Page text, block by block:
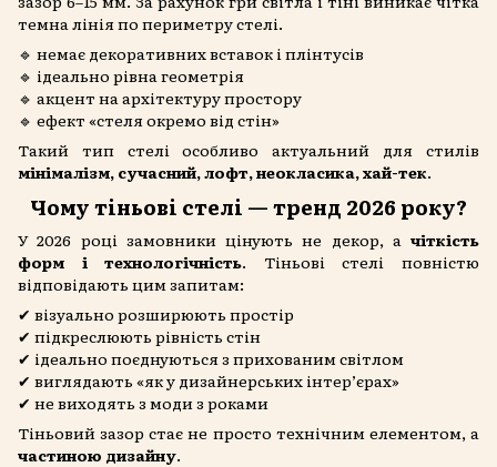
темна лінія по периметру стелі.
🔹 немає декоративних вставок і плінтусів
🔹 ідеально рівна геометрія
🔹 акцент на архітектуру простору
🔹 ефект «стеля окремо від стін»
Такий тип стелі особливо актуальний для стилів
мінімалізм, сучасний, лофт, неокласика, хай-тек.
Чому тіньові стелі — тренд 2026 року?
У 2026 році замовники цінують не декор, а чіткість
форм і технологічність. Тіньові стелі повністю
відповідають цим запитам:
✔ візуально розширюють простір
✔ підкреслюють рівність стін
✔ ідеально поєднуються з прихованим світлом
✔ виглядають «як у дизайнерських інтер’єрах»
✔ не виходять з моди з роками
Тіньовий зазор стає не просто технічним елементом, а
частиною дизайну.